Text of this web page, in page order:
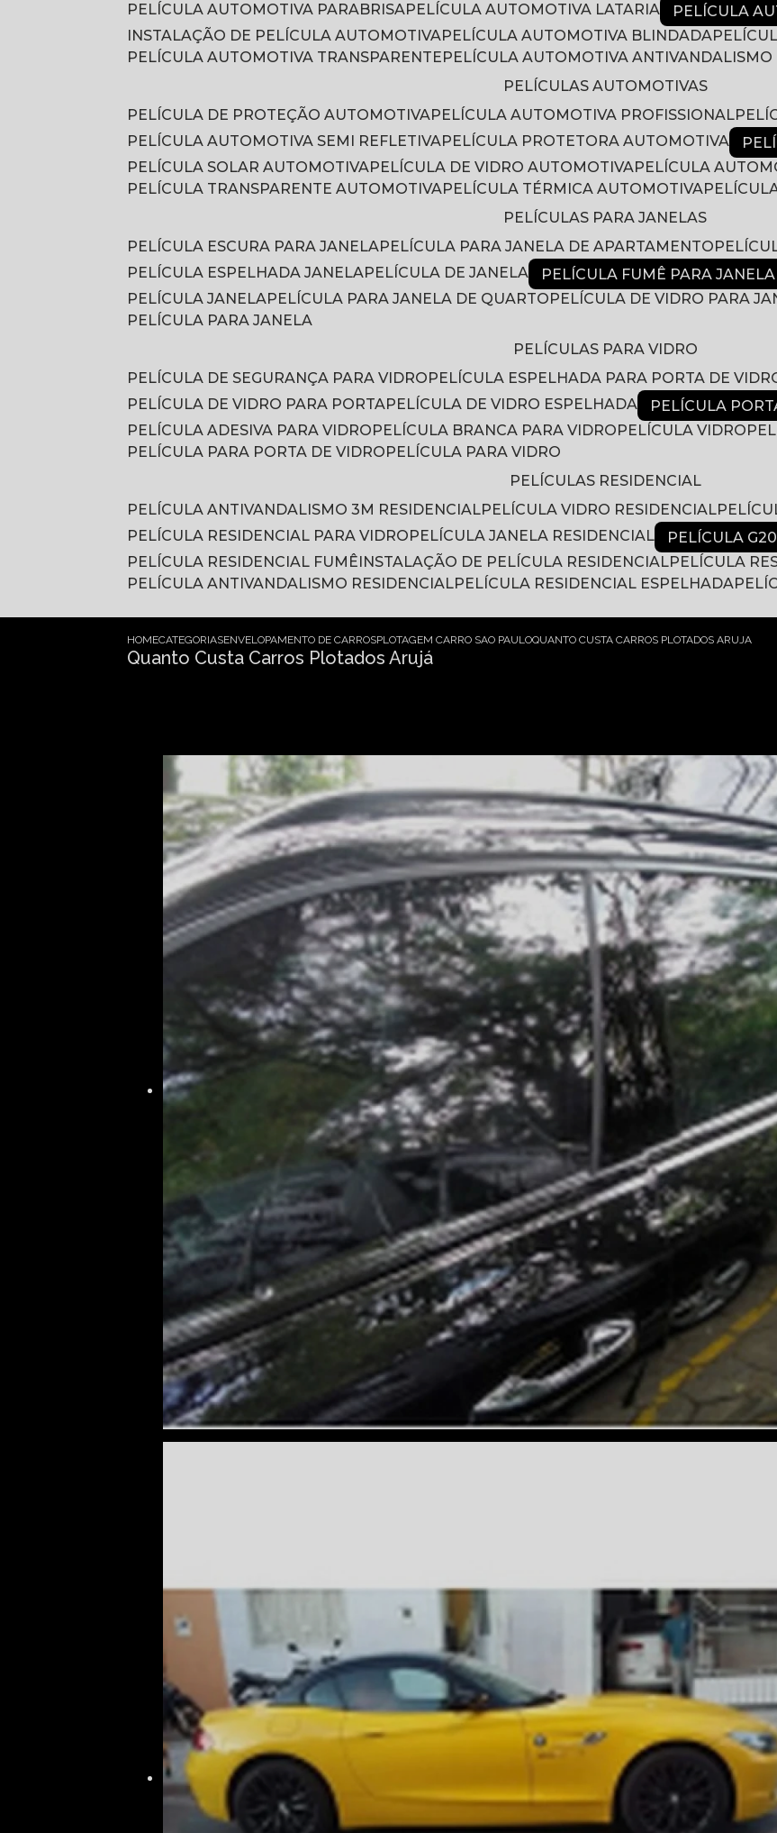
PELÍCULA AUTOMOTIVA PARABRISA
PELÍCULA AUTOMOTIVA LATARIA
PELÍCULA
INSTALAÇÃO DE PELÍCULA AUTOMOTIVA
PELÍCULA AUTOMOTIVA BLINDADA
PELÍCULA AUTOMOTIVA TRANSPARENTE
PELÍCULA AUTOMOTIVA ANTIVANDALISMO
PELÍCULAS AUTOMOTIVAS
PELÍCULA DE PROTEÇÃO AUTOMOTIVA
PELÍCULA AUTOMOTIVA PROFISSIONAL
PELÍCULA AUTOMOTIVA SEMI REFLETIVA
PELÍCULA PROTETORA AUTOMOTIVA
PELÍCULA SOLAR AUTOMOTIVA
PELÍCULA DE VIDRO AUTOMOTIVA
PELÍCULA
PELÍCULA TRANSPARENTE AUTOMOTIVA
PELÍCULA TÉRMICA AUTOMOTIVA
PELÍCULAS PARA JANELAS
PELÍCULA ESCURA PARA JANELA
PELÍCULA PARA JANELA DE APARTAMENTO
PELÍCULA ESPELHADA JANELA
PELÍCULA DE JANELA PELÍCULA FUMÊ PARA JANELA
PELÍCULA JANELA
PELÍCULA PARA JANELA DE QUARTO PELÍCULA DE VIDRO PARA
PELÍCULA PARA JANELA
PELÍCULAS PARA VIDRO
PELÍCULA DE SEGURANÇA PARA VIDRO
PELÍCULA ESPELHADA PARA PORTA DE
PELÍCULA DE VIDRO PARA PORTA
PELÍCULA DE VIDRO ESPELHADA
PELÍCULA
PELÍCULA ADESIVA PARA VIDRO
PELÍCULA BRANCA PARA VIDRO PELÍCULA VIDRO
PELÍCULA PARA PORTA DE VIDRO
PELÍCULA PARA VIDRO
PELÍCULAS RESIDENCIAL
PELÍCULA ANTIVANDALISMO 3M RESIDENCIAL
PELÍCULA VIDRO RESIDENCIAL
PELÍCULA RESIDENCIAL PARA VIDRO
PELÍCULA JANELA RESIDENCIAL
PELÍCULA
PELÍCULA RESIDENCIAL FUMÊ INSTALAÇÃO DE PELÍCULA RESIDENCIAL
PELÍCULA
PELÍCULA ANTIVANDALISMO RESIDENCIAL
PELÍCULA RESIDENCIAL ESPELHADA
HOMECATEGORIASENVELOPAMENTO DE CARROSPLOTAGEM CARRO SAO PAULOQUANTO CUSTA CARROS PLOTADOS ARUJA
Quanto Custa Carros Plotados Arujá